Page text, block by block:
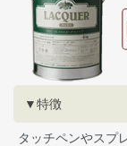
▼特徴
タッチペンやスプ